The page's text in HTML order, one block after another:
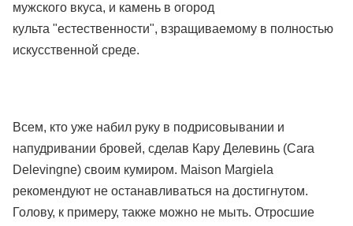
мужского вкуса, и камень в огород
культа "естественности", взращиваемому в полностью
искусственной среде.
Всем, кто уже набил руку в подрисовывании и
напудривании бровей, сделав Кару Делевинь (Cara
Delevingne) своим кумиром. Maison Margiela
рекомендуют не останавливаться на достигнутом.
Голову, к примеру, также можно не мыть. Отросшие